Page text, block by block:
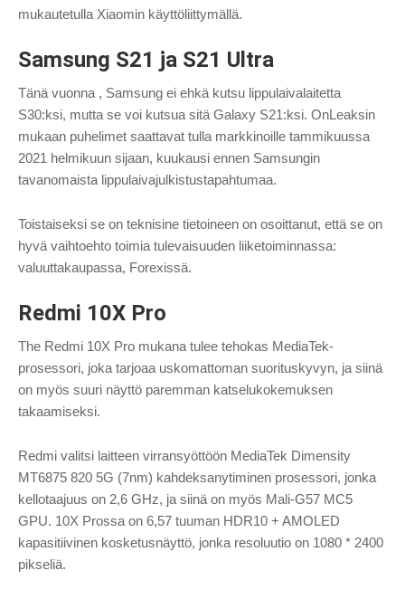
mukautetulla Xiaomin käyttöliittymällä.
Samsung S21 ja S21 Ultra
Tänä vuonna , Samsung ei ehkä kutsu lippulaivalaitetta
S30:ksi, mutta se voi kutsua sitä Galaxy S21:ksi. OnLeaksin
mukaan puhelimet saattavat tulla markkinoille tammikuussa
2021 helmikuun sijaan, kuukausi ennen Samsungin
tavanomaista lippulaivajulkistustapahtumaa.
Toistaiseksi se on teknisine tietoineen on osoittanut, että se on
hyvä vaihtoehto toimia tulevaisuuden liiketoiminnassa:
valuuttakaupassa, Forexissä.
Redmi 10X Pro
The Redmi 10X Pro mukana tulee tehokas MediaTek-
prosessori, joka tarjoaa uskomattoman suorituskyvyn, ja siinä
on myös suuri näyttö paremman katselukokemuksen
takaamiseksi.
Redmi valitsi laitteen virransyöttöön MediaTek Dimensity
MT6875 820 5G (7nm) kahdeksanytiminen prosessori, jonka
kellotaajuus on 2,6 GHz, ja siinä on myös Mali-G57 MC5
GPU. 10X Prossa on 6,57 tuuman HDR10 + AMOLED
kapasitiivinen kosketusnäyttö, jonka resoluutio on 1080 * 2400
pikseliä.